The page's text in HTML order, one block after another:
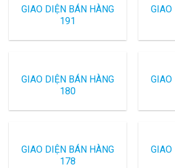
GIAO DIỆN BÁN HÀNG
191
GIAO
GIAO DIỆN BÁN HÀNG
180
GIAO
GIAO DIỆN BÁN HÀNG
178
GIAO